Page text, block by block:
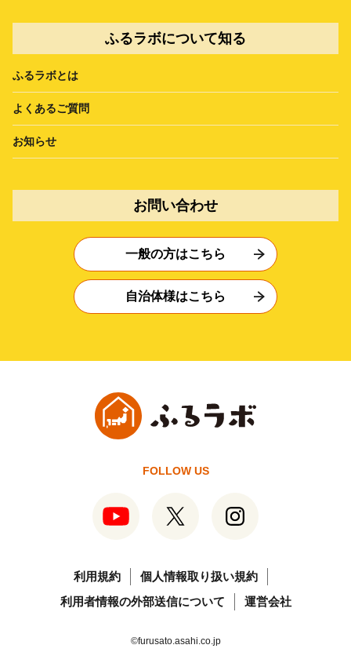
ふるラボについて知る
ふるラボとは
よくあるご質問
お知らせ
お問い合わせ
一般の方はこちら
自治体様はこちら
FOLLOW US
利用規約
個人情報取り扱い規約
利用者情報の外部送信について
運営会社
©furusato.asahi.co.jp